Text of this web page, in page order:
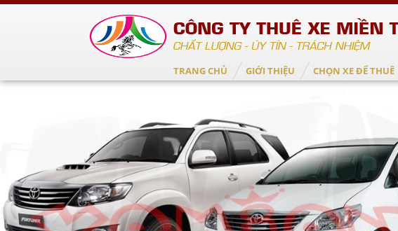
TRANG CHỦ GIỚI THIỆU CHỌN XE ĐỂ THUÊ